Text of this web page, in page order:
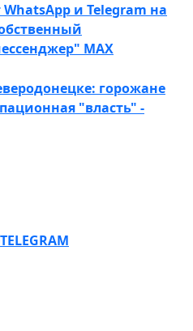
и Telegram на
MAX
горожане
"власть" -